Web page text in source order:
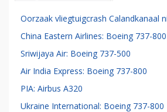
Oorzaak vliegtuigcrash Calandkanaal
China Eastern Airlines: Boeing 737-800
Sriwijaya Air: Boeing 737-500
Air India Express: Boeing 737-800
PIA: Airbus A320
Ukraine International: Boeing 737-800